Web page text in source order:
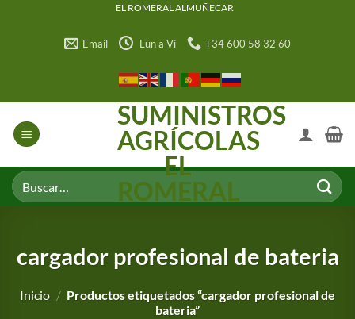
EL ROMERAL ALMUÑECAR
Email Lun a Vi +34 600 58 32 60
SUMINISTROS
AGRÍCOLAS
EL
ROMERAL
Buscar
por:
cargador profesional de bateria
Inicio / Productos etiquetados “cargador profesional de
bateria”